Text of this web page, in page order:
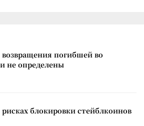
погибшей во
не определены
блокировки стейблкоинов